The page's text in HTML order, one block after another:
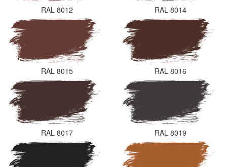
RAL 8012 RAL 8014
RAL 8015 RAL 8016
RAL 8017 RAL 8019